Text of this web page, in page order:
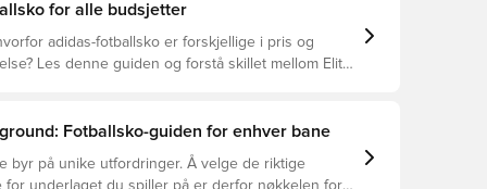
for alle budsjetter
adidas-fotballsko er forskjellige i pris og
Les denne guiden og forstå skillet mellom Elite,
Fotballsko-guiden for enhver bane
byr på unike utfordringer. Å velge de riktige
for underlaget du spiller på er derfor nøkkelen for